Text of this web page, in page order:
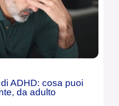
ADHD: cosa puoi
da adulto